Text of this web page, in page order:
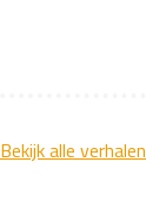
Bekijk alle verhalen